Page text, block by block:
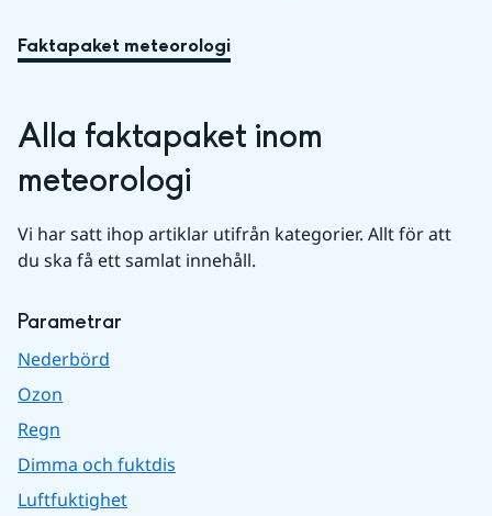
Faktapaket meteorologi
Alla faktapaket inom
meteorologi
Vi har satt ihop artiklar utifrån kategorier. Allt för att
du ska få ett samlat innehåll.
Parametrar
Nederbörd
Ozon
Regn
Dimma och fuktdis
Luftfuktighet